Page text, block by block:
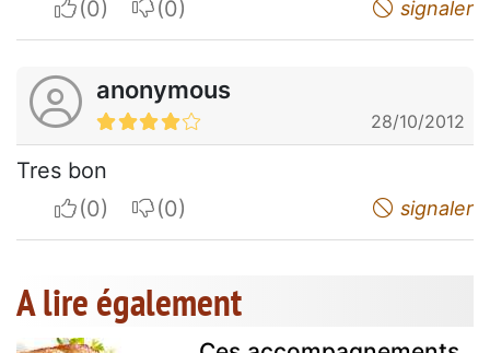
I apreciateI do not appreciate signaler
anonymous
28/10/2012
Tres bon
I apreciateI do not appreciate signaler
A lire également